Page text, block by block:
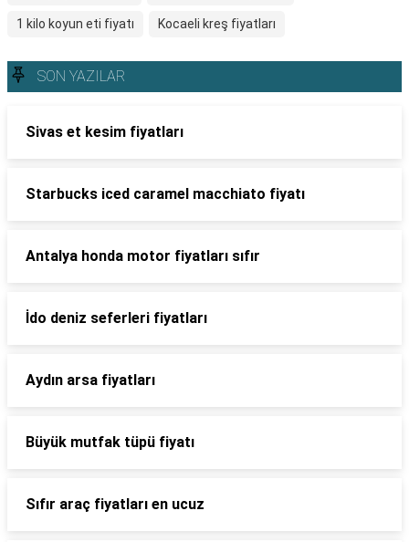
1 kilo koyun eti fiyatı Kocaeli kreş fiyatları
SON YAZILAR
Sivas et kesim fiyatları
Starbucks iced caramel macchiato fiyatı
Antalya honda motor fiyatları sıfır
İdo deniz seferleri fiyatları
Aydın arsa fiyatları
Büyük mutfak tüpü fiyatı
Sıfır araç fiyatları en ucuz